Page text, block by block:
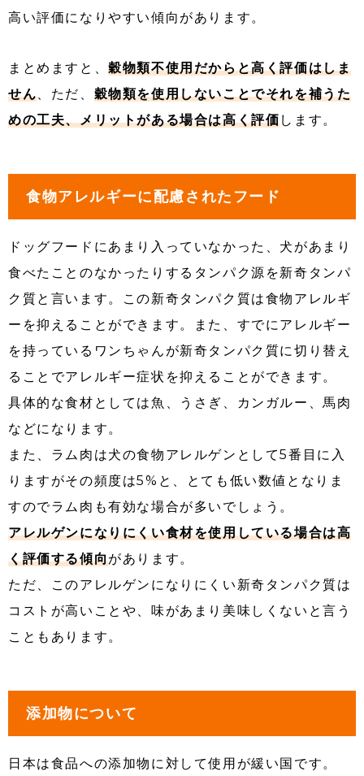
高い評価になりやすい傾向があります。
まとめますと、穀物類不使用だからと高く評価はしま
せん、ただ、 穀物類を使用しないことでそれを補うた
めの工夫、メリットがある場合は高く評価します。
食物アレルギーに配慮されたフード
ドッグフードにあまり入っていなかった、犬があまり
食べたことのなかったりするタンパク源を新奇タンパ
ク質と言います。この新奇タンパク質は食物アレルギ
ーを抑えることができます。また、すでにアレルギー
を持っているワンちゃんが新奇タンパク質に切り替え
ることでアレルギー症状を抑えることができます。
具体的な食材としては魚、うさぎ、カンガルー、馬肉
などになります。
また、ラム肉は犬の食物アレルゲンとして5番目に入
りますがその頻度は5%と、とても低い数値となりま
すのでラム肉も有効な場合が多いでしょう。
アレルゲンになりにくい食材を使用している場合は高
く評価する傾向があります。
ただ、このアレルゲンになりにくい新奇タンパク質は
コストが高いことや、味があまり美味しくないと言う
こともあります。
添加物について
日本は食品への添加物に対して使用が緩い国です。